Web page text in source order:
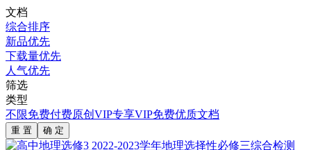
文档
综合排序
新品优先
下载量优先
人气优先
筛选
类型
不限免费付费原创 VIP专享VIP免费优质文档
重 置 确 定